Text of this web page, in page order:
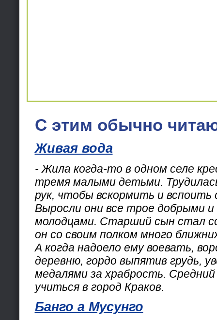
С этим обычно
Живая вода
- Жила когда-то в одном селе
тремя малыми детьми.
рук, чтобы вскормить и вспоить
Выросли они все трое добрыми и
молодцами. Старший сын стал
он со своим полком много
А когда надоело ему воевать,
деревню, гордо выпятив грудь,
медалями за храбрость.
учиться в город Краков.
Банго а Мусунго